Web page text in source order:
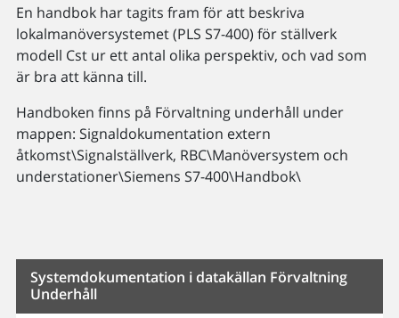
En handbok har tagits fram för att beskriva
lokalmanöversystemet (PLS S7-400) för ställverk
modell Cst ur ett antal olika perspektiv, och vad som
är bra att känna till.
Handboken finns på Förvaltning underhåll under
mappen: Signaldokumentation extern
åtkomst\Signalställverk, RBC\Manöversystem och
understationer\Siemens S7-400\Handbok\
Systemdokumentation i datakällan Förvaltning
Underhåll